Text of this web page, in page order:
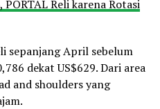
Reli karena Rotasi
sepanjang April sebelum
dekat US$629. Dari area
and shoulders yang